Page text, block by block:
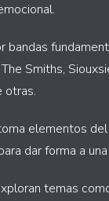
bandas
Smiths,
otras.
elementos
dar forma a
temas